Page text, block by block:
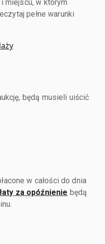
miejscu, w którym
pełne warunki
będą musieli uiścić
w całości do dnia
za opóźnienie będą